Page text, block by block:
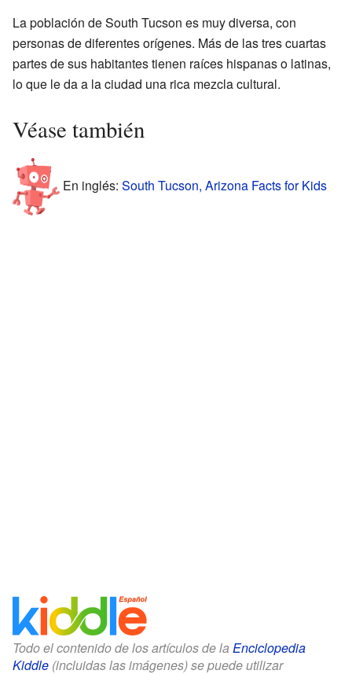
La población de South Tucson es muy diversa, con
personas de diferentes orígenes. Más de las tres cuartas
partes de sus habitantes tienen raíces hispanas o latinas,
lo que le da a la ciudad una rica mezcla cultural.
Véase también
En inglés: South Tucson, Arizona Facts for Kids
Todo el contenido de los artículos de la Enciclopedia
Kiddle (incluidas las imágenes) se puede utilizar